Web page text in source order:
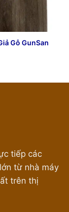
Gỗ GunSan
tiếp các
từ nhà máy
trên thị